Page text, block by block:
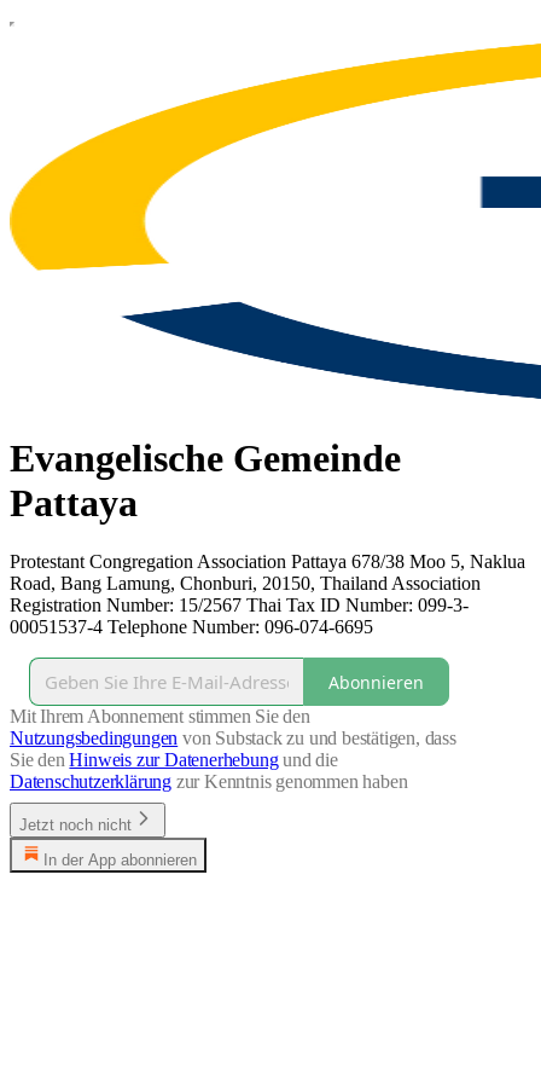
Evangelische Gemeinde
Pattaya
Protestant Congregation Association Pattaya 678/38 Moo 5, Naklua
Road, Bang Lamung, Chonburi, 20150, Thailand Association
Registration Number: 15/2567 Thai Tax ID Number: 099-3-
00051537-4 Telephone Number: 096-074-6695
Abonnieren
Mit Ihrem Abonnement stimmen Sie den
Nutzungsbedingungen von Substack zu und bestätigen, dass
Sie denHinweis zur Datenerhebungund die
Datenschutzerklärung zur Kenntnis genommen haben
Jetzt noch nicht
In der App abonnieren